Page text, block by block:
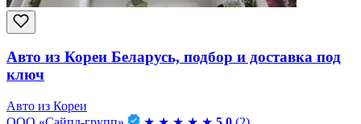
Авто из Кореи Беларусь, подбор и доставка под
ключ
Авто из Кореи